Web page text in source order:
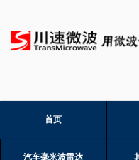
首页
汽车毫米波雷达